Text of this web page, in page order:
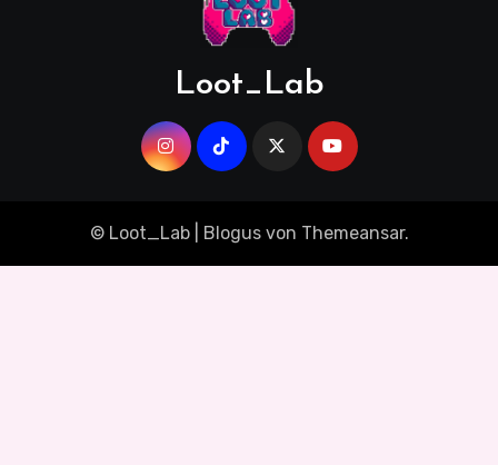
Loot_Lab
© Loot_Lab Blogusvon Themeansar.